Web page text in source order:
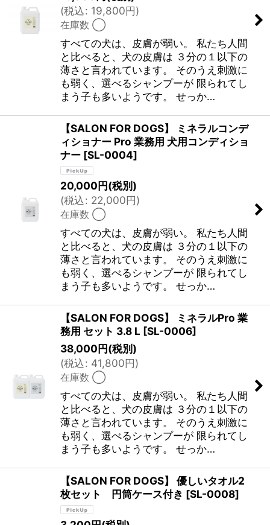
(税込: 19,800円)
在庫数 ◯
すべての犬は、皮膚が弱い。 私たち人間
と比べると、犬の皮膚は ３分の１以下の
薄さと言われています。 そのうえ刺激に
も弱く、選べるシャンプーが 限られてし
まう子も多いようです。 せっか…
【SALON FOR DOGS】 ミネラルコンデ
ィショナー Pro 業務用 犬用コンディショ
ナー [SL-0004]
20,000円(税別)
(税込: 22,000円)
在庫数 ◯
すべての犬は、皮膚が弱い。 私たち人間
と比べると、犬の皮膚は ３分の１以下の
薄さと言われています。 そのうえ刺激に
も弱く、選べるシャンプーが 限られてし
まう子も多いようです。 せっか…
【SALON FOR DOGS】 ミネラルPro 業
務用 セット 3.8 L [SL-0006]
38,000円(税別)
(税込: 41,800円)
在庫数 ◯
すべての犬は、皮膚が弱い。 私たち人間
と比べると、犬の皮膚は ３分の１以下の
薄さと言われています。 そのうえ刺激に
も弱く、選べるシャンプーが 限られてし
まう子も多いようです。 せっか…
【SALON FOR DOGS】 優しいタオル2
枚セット 円筒ケース付き [SL-0008]